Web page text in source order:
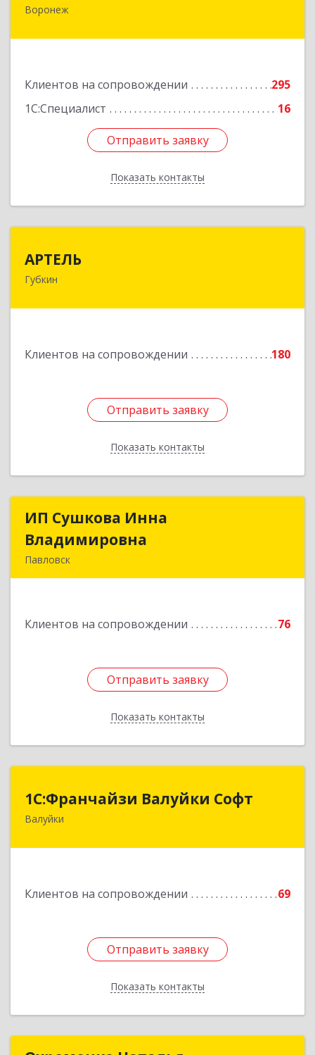
Воронеж
Клиентов на сопровождении
295
1С:Специалист
16
Отправить заявку
Показать контакты
Отправить заявку
Назад
АРТЕЛЬ
Губкин
Клиентов на сопровождении 180
Отправить заявку
Показать контакты
309181, Белгородская обл, Губкинский р-н,
Отправить заявку
Назад
ИП Сушкова Инна
Владимировна
Павловск
Клиентов на сопровождении 76
Отправить заявку
Показать контакты
ИП Сушкова Инна
Подробнее
Отправить заявку
Назад
1С:Франчайзи Валуйки Софт
Валуйки
Клиентов на сопровождении 69
Отправить заявку
Показать контакты
1С:Франчайзи Валуйки Софт
309996, Белгородская обл, Валуйки г, Горького,
Отправить заявку
Назад